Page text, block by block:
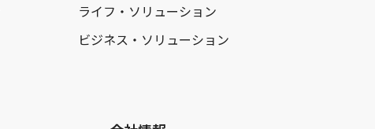
ライフ・ソリューション
ビジネス・ソリューション